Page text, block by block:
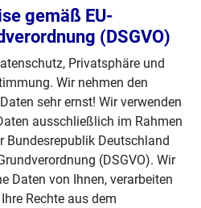
gemäß EU-
(DSGVO)
Privatsphäre und
Wir nehmen den
sehr ernst! Wir verwenden
ausschließlich im Rahmen
Bundesrepublik Deutschland
(DSGVO). Wir
Daten von Ihnen, verarbeiten
Rechte aus dem